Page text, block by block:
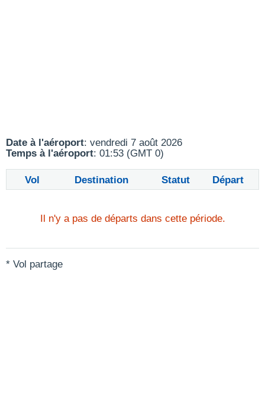
Date à l'aéroport: vendredi 7 août 2026
Temps à l'aéroport: 01:53 (GMT 0)
Vol Destination Statut Départ
Il n'y a pas de départs dans cette période.
* Vol partage